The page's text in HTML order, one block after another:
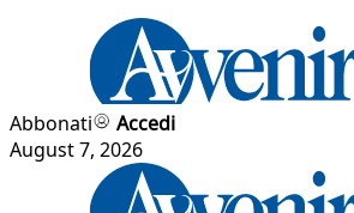
Abbonati
Accedi
August 7, 2026